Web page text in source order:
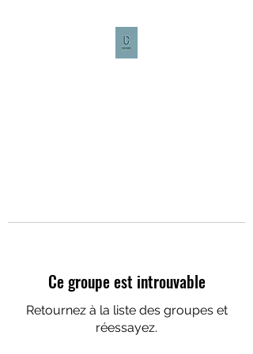
Ce groupe est introuvable
Retournez à la liste des groupes et
réessayez.